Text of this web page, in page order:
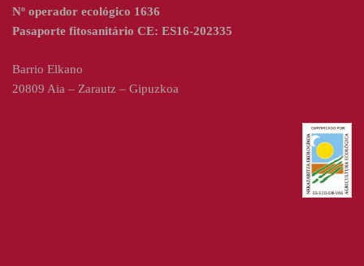
Nº operador ecológico 1636
Pasaporte fitosanitário CE: ES16-202335
Barrio Elkano
20809 Aia – Zarautz – Gipuzkoa